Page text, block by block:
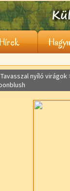
nyíló virágok